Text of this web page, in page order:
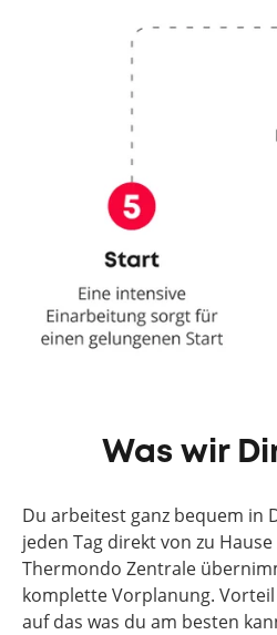
Was wir
Du arbeitest ganz bequem in
jeden Tag direkt von zu
Thermondo Zentrale
komplette Vorplanung.
auf das was du am besten